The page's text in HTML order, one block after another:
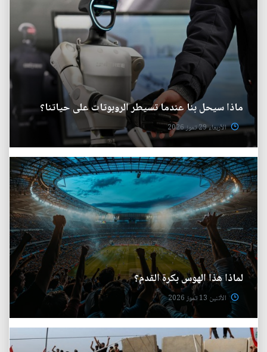
ماذا سيحل بنا عندما تسيطر الروبوتات على حياتنا؟
الأربعاء 29 تموز 2026
لماذا هذا الهوس بكرة القدم؟
الأثنين 13 تموز 2026